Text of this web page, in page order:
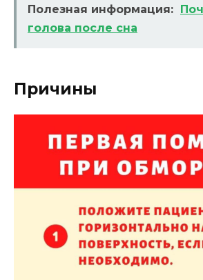
Полезная информация:
голова после сна
Причины